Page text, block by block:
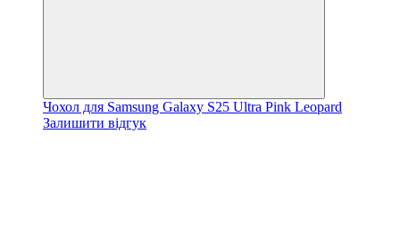
Чохол для Samsung Galaxy S25 Ultra Pink Leopard
Залишити відгук